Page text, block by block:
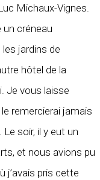
Michaux-Vignes.
un créneau
les jardins de
hôtel de la
Je vous laisse
remercierai jamais
soir, il y eut un
et nous avions pu
j’avais pris cette